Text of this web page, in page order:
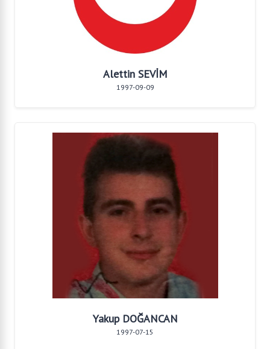
Alettin SEVİM
1997-09-09
Yakup DOĞANCAN
1997-07-15